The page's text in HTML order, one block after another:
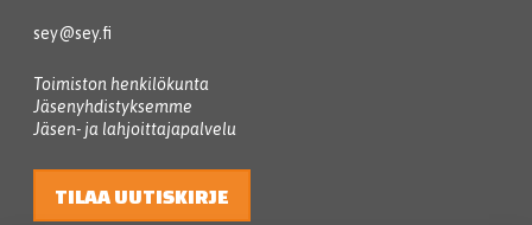
sey@sey.fi
Toimiston henkilökunta
Jäsenyhdistyksemme
Jäsen- ja lahjoittajapalvelu
TILAA UUTISKIRJE